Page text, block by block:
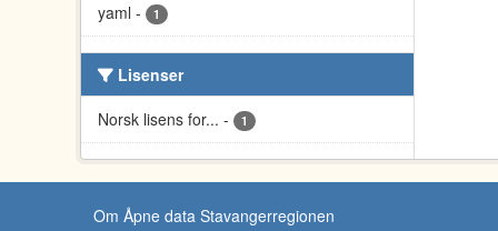
yaml - 1
Lisenser
Norsk lisens for... - 1
Om Åpne data Stavangerregionen